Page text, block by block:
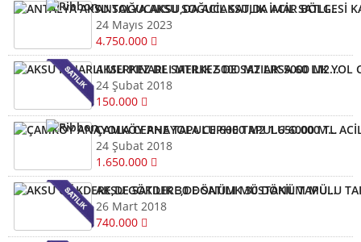
ANTALYA AKSU SOĞUCAKSU,DA ACİL SATLIK İMAR BÖLGESİ KAPSAMINA YAKIN TAPULU TARLA
24 Mayıs 2023
4.750.000
AKSU PINARLI MERKEZ DE SATILIK 5000 M2 ARSA 60 LIK YOL CEPHELİ
24 Şubat 2018
150.000
ÇAMKÖY ANAYOLA CEPHE TAPULU 6000 M2 1.650.000 TL ACİL TİCARİ
24 Şubat 2018
1.650.000
AKSU GÖKDERE,DE SATILIK 30 DÖNÜM MÜSTAKİL TAPULU TARLA
26 Mart 2018
740.000